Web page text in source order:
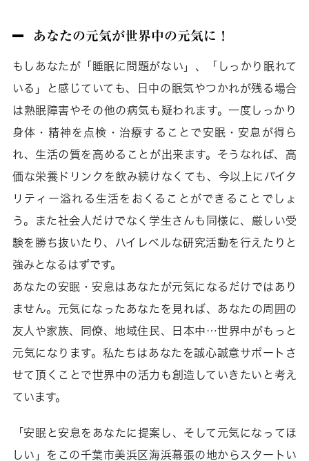
あなたの元気が世界中の元気に！
もしあなたが「睡眠に問題がない」、「しっかり眠れて
いる」と感じていても、日中の眠気やつかれが残る場合
は熟眠障害やその他の病気も疑われます。一度しっかり
身体・精神を点検・治療することで安眠・安息が得ら
れ、生活の質を高めることが出来ます。そうなれば、高
価な栄養ドリンクを飲み続けなくても、今以上にバイタ
リティー溢れる生活をおくることができることでしょ
う。また社会人だけでなく学生さんも同様に、厳しい受
験を勝ち抜いたり、ハイレベルな研究活動を行えたりと
強みとなるはずです。
あなたの安眠・安息はあなたが元気になるだけではあり
ません。元気になったあなたを見れば、あなたの周囲の
友人や家族、同僚、地域住民、日本中…世界中がもっと
元気になります。私たちはあなたを誠心誠意サポートさ
せて頂くことで世界中の活力も創造していきたいと考え
ています。
「安眠と安息をあなたに提案し、そして元気になってほ
しい」をこの千葉市美浜区海浜幕張の地からスタートい